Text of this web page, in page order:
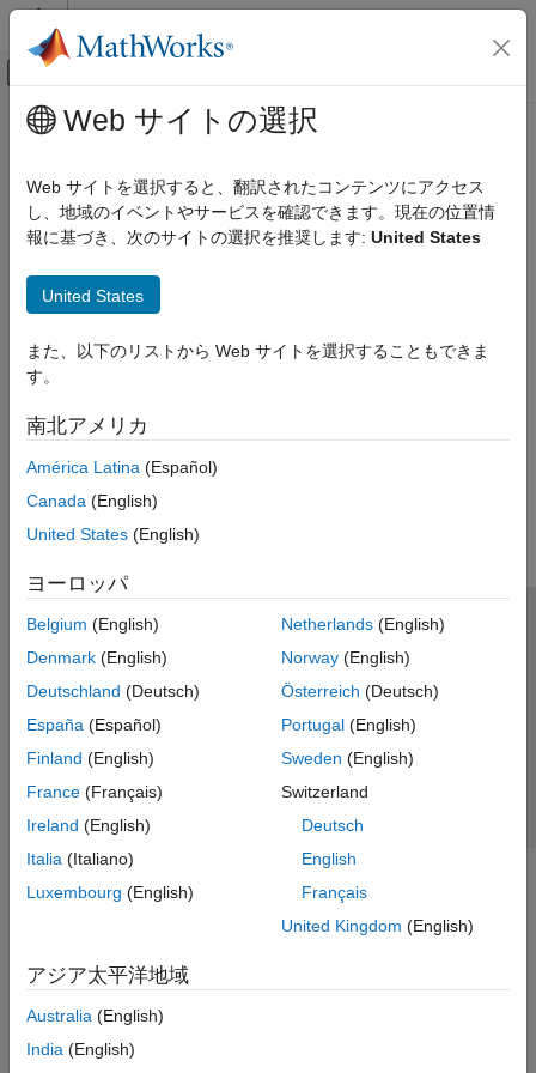
コンテンツへスキップ
オフキャンバス ナビゲーション メ
ドキュメンテーションのホーム
メインコンテンツ
Web サイトの選択
Web サイトを選択すると、翻訳されたコンテンツにアクセス
し、地域のイベントやサービスを確認できます。現在の位置情
報に基づき、次のサイトの選択を推奨します: United States
United States
また、以下のリストから Web サイトを選択することもできま
す。
南北アメリカ
América Latina (Español)
Canada (English)
United States (English)
ヨーロッパ
Belgium (English)
Denmark (English)
Deutschland (Deutsch)
España (Español)
Finland (English)
France (Français)
Ireland (English)
Italia (Italiano)
Luxembourg (English)
Netherlands(English)
Norway(English)
Österreich (Deutsch)
Portugal(English)
Sweden (English)
Switzerland
Deutsch
English
Français
United Kingdom (English)
アジア太平洋地域
Australia (English)
India (English)
トラストセンター
プライバシー ポリシー
違法コピー防止
アプリケーション ステータス
© 1994-2026 The MathWorks, Inc.